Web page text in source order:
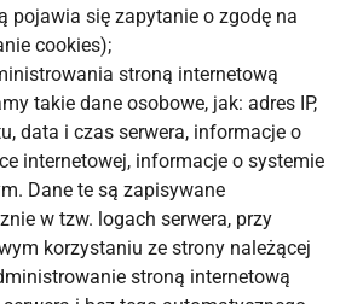
pojawia się zapytanie o zgodę na
cookies);
stroną internetową
takie dane osobowe, jak: adres IP,
data i czas serwera, informacje o
internetowej, informacje o systemie
Dane te są zapisywane
w tzw. logach serwera, przy
korzystaniu ze strony należącej
stroną internetową